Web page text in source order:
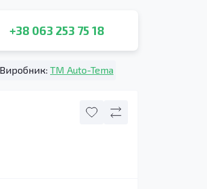
+38 063 253 75 18
Виробник: TM Auto-Tema